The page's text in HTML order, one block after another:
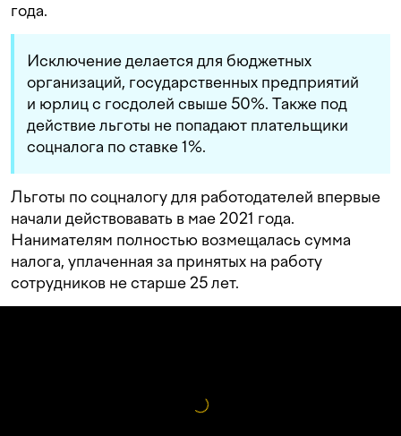
года.
Исключение делается для бюджетных
организаций, государственных предприятий
и юрлиц с госдолей свыше 50%. Также под
действие льготы не попадают плательщики
соцналога по ставке 1%.
Льготы по соцналогу для работодателей впервые
начали действовавать в мае 2021 года.
Нанимателям полностью возмещалась сумма
налога, уплаченная за принятых на работу
сотрудников не старше 25 лет.